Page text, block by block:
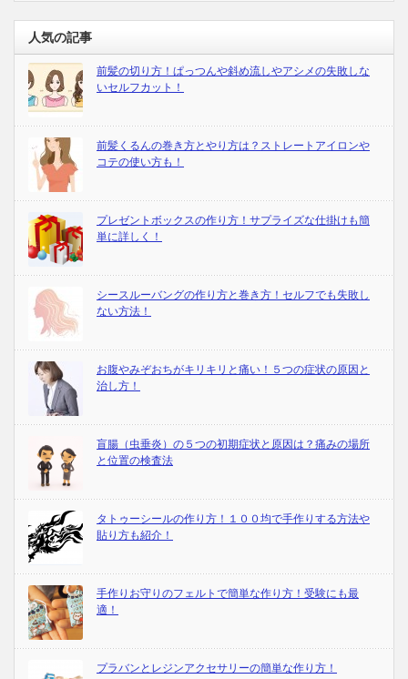
人気の記事
前髪の切り方！ぱっつんや斜め流しやアシメの失敗しな
いセルフカット！
前髪くるんの巻き方とやり方は？ストレートアイロンや
コテの使い方も！
プレゼントボックスの作り方！サプライズな仕掛けも簡
単に詳しく！
シースルーバングの作り方と巻き方！セルフでも失敗し
ない方法！
お腹やみぞおちがキリキリと痛い！５つの症状の原因と
治し方！
盲腸（虫垂炎）の５つの初期症状と原因は？痛みの場所
と位置の検査法
タトゥーシールの作り方！１００均で手作りする方法や
貼り方も紹介！
手作りお守りのフェルトで簡単な作り方！受験にも最
適！
プラバンとレジンアクセサリーの簡単な作り方！